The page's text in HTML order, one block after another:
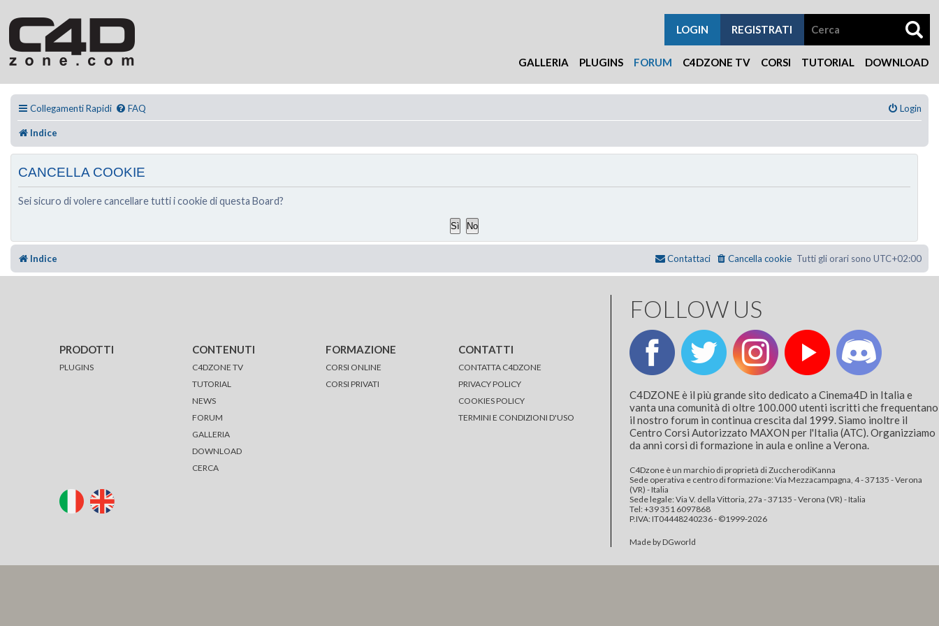
GALLERIA PLUGINS FORUM C4DZONE TV CORSI TUTORIAL DOWNLOAD
REGISTRATI
LOGIN
Collegamenti Rapidi FAQ Login
Indice
CANCELLA COOKIE
Sei sicuro di volere cancellare tutti i cookie di questa Board?
Indice Tutti gli orari sono UTC+02:00
Cancella cookie
Contattaci
PRODOTTI
PLUGINS
CONTENUTI
C4DZONE TV
TUTORIAL
NEWS
FORUM
GALLERIA
DOWNLOAD
CERCA
FORMAZIONE
CORSI ONLINE
CORSI PRIVATI
CONTATTI
CONTATTA C4DZONE
PRIVACY POLICY
COOKIES POLICY
TERMINI E CONDIZIONI D'USO
FOLLOW US
C4DZONE è il più grande sito dedicato a Cinema4D in Italia e
vanta una comunità di oltre 100.000 utenti iscritti che frequentano
il nostro forum in continua crescita dal 1999. Siamo inoltre il
Centro Corsi Autorizzato MAXON per l'Italia (ATC). Organizziamo
da anni corsi di formazione in aula e online a Verona.
C4Dzone è un marchio di proprietà di ZuccherodiKanna
Sede operativa e centro di formazione: Via Mezzacampagna, 4 - 37135 - Verona
(VR) - Italia
Sede legale: Via V. della Vittoria, 27a - 37135 - Verona (VR) - Italia
Tel: +39 351 6097868‬
P.IVA: IT04448240236 - ©1999-2026
Made by DGworld